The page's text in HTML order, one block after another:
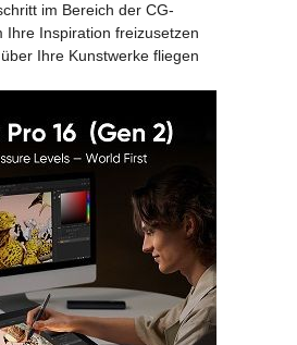
im Bereich der CG-
Ihre Inspiration freizusetzen
Ihre Kunstwerke fliegen